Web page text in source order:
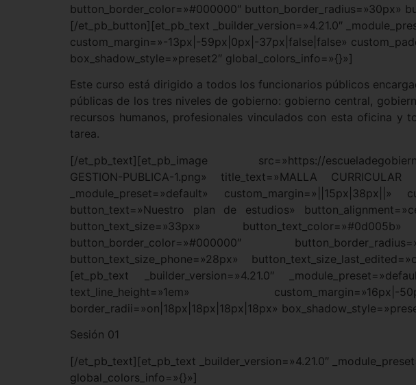
button_border_color=»#000000″ button_border_radius=»30px»
[/et_pb_button][et_pb_text _builder_version=»4.21.0″
custom_margin=»-13px|-59px|0px|-37px|false|false»
box_shadow_style=»preset2″ global_colors_info=»{}»]
Este curso está dirigido a todos los funcionarios públicos
públicas de los tres niveles de gobierno: gobierno central,
recursos humanos, profesionales vinculados con esta oficina y
tarea.
[/et_pb_text][et_pb_image src=»https://
GESTION-PUBLICA-1.png» title_text=»MALLA
_module_preset=»default» custom_margin=»||15px|38px||»
button_text=»Nuestro plan de estudios»
button_text_size=»33px»
button_border_color=»#000000″
button_text_size_phone=»28px»
[et_pb_text _builder_version=»4.21.0″
text_line_height=»1em» custom_margin=»16px|-
border_radii=»on|18px|18px|18px|18px»
Sesión 01
[/et_pb_text][et_pb_text _builder_version=»4.21.0″
global_colors_info=»{}»]